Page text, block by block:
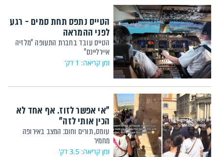
הטייס נתפס תחת סמים - רגע
לפני ההמראה
הטייס עובד בחברת התעופה "מלזיה
איירליינס"
זמן קריאה: 1 דק'
"אי אפשר לזוז. אף אחד לא
הכין אותי לזה"
עומס, תורים וחום: המצב באירופה
מחמיר
זמן קריאה: 3.5 דק'